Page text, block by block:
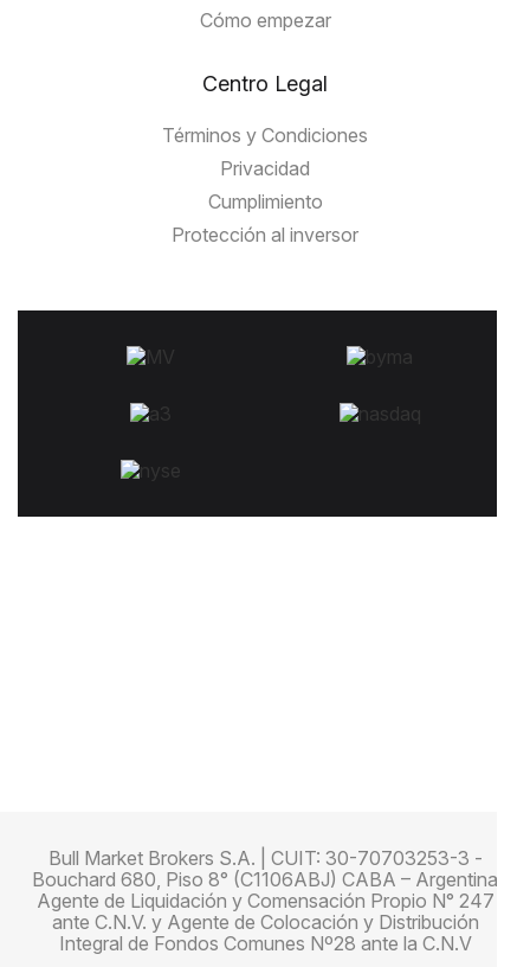
Cómo empezar
Centro Legal
Términos y Condiciones
Privacidad
Cumplimiento
Protección al inversor
Bull Market Brokers S.A. | CUIT: 30-70703253-3 -
Bouchard 680, Piso 8° (C1106ABJ) CABA – Argentina
Agente de Liquidación y Comensación Propio N° 247
ante C.N.V. y Agente de Colocación y Distribución
Integral de Fondos Comunes Nº28 ante la C.N.V